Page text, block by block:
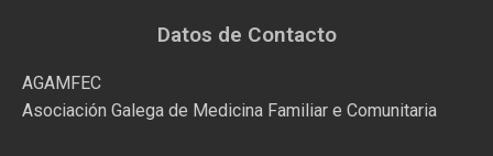
Datos de Contacto
AGAMFEC
Asociación Galega de Medicina Familiar e Comunitaria